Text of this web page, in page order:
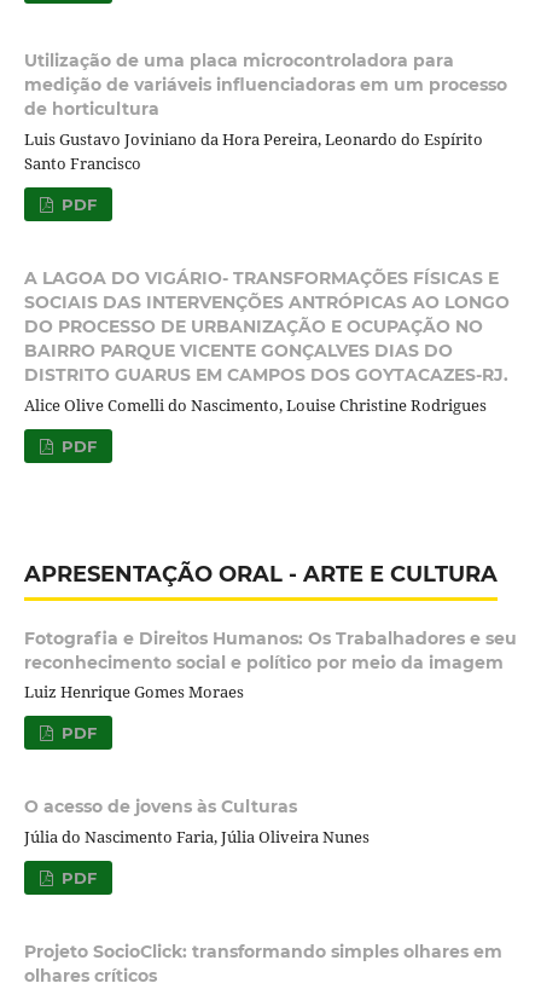
Utilização de uma placa microcontroladora para
medição de variáveis influenciadoras em um processo
de horticultura
Luis Gustavo Joviniano da Hora Pereira, Leonardo do Espírito
Santo Francisco
PDF
A LAGOA DO VIGÁRIO- TRANSFORMAÇÕES FÍSICAS E
SOCIAIS DAS INTERVENÇÕES ANTRÓPICAS AO LONGO
DO PROCESSO DE URBANIZAÇÃO E OCUPAÇÃO NO
BAIRRO PARQUE VICENTE GONÇALVES DIAS DO
DISTRITO GUARUS EM CAMPOS DOS GOYTACAZES-RJ.
Alice Olive Comelli do Nascimento, Louise Christine Rodrigues
PDF
APRESENTAÇÃO ORAL - ARTE E CULTURA
Fotografia e Direitos Humanos: Os Trabalhadores e seu
reconhecimento social e político por meio da imagem
Luiz Henrique Gomes Moraes
PDF
O acesso de jovens às Culturas
Júlia do Nascimento Faria, Júlia Oliveira Nunes
PDF
Projeto SocioClick: transformando simples olhares em
olhares críticos